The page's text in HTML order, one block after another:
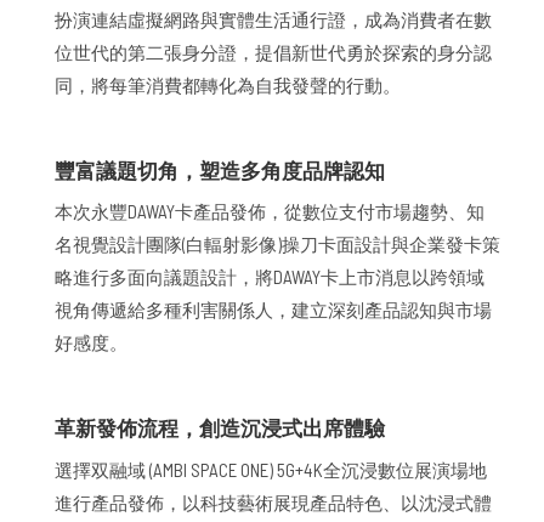
扮演連結虛擬網路與實體生活通行證，成為消費者在數
位世代的第二張身分證，提倡新世代勇於探索的身分認
同，將每筆消費都轉化為自我發聲的行動。
豐富議題切角，塑造多角度品牌認知
本次永豐DAWAY卡產品發佈，從數位支付市場趨勢、知
名視覺設計團隊(白輻射影像)操刀卡面設計與企業發卡策
略進行多面向議題設計，將DAWAY卡上市消息以跨領域
視角傳遞給多種利害關係人，建立深刻產品認知與市場
好感度。
革新發佈流程，創造沉浸式出席體驗
選擇双融域 (AMBI SPACE ONE) 5G+4K全沉浸數位展演場地
進行產品發佈，以科技藝術展現產品特色、以沈浸式體